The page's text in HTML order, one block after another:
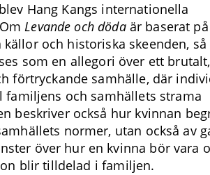
Hang Kangs internationella
Levande och dödaär baserat på
och historiska skeenden, så
som en allegori över ett brutalt,
förtryckande samhälle, där
familjens och samhällets strama
beskriver också hur kvinnan
normer, utan också av
över hur en kvinna bör vara
blir tilldelad i familjen.